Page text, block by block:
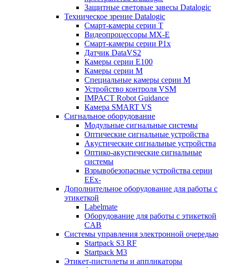
Защитные световые завесы Datalogic
Техническое зрение Datalogic
Смарт-камеры серии T
Видеопроцессоры MX-E
Смарт-камеры серии P1x
Датчик DataVS2
Камеры серии E100
Камеры серии M
Специальные камеры серии M
Устройство контроля VSM
IMPACT Robot Guidance
Камера SMART VS
Cигнальное оборудование
Модульные сигнальные системы
Оптические сигнальные устройства
Акустические сигнальные устройства
Оптико-акустические сигнальные
системы
Взрывобезопасные устройства серии
EEx-
Дополнительное оборудование для работы с
этикеткой
Labelmate
Оборудование для работы с этикеткой
CAB
Системы управления электронной очередью
Startpack S3 RF
Startpack M3
Этикет-пистолеты и аппликаторы